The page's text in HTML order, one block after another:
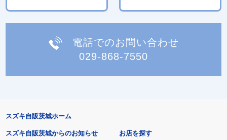
電話でのお問い合わせ
029-868-7550
スズキ自販茨城ホーム
スズキ自販茨城からのお知らせ お店を探す